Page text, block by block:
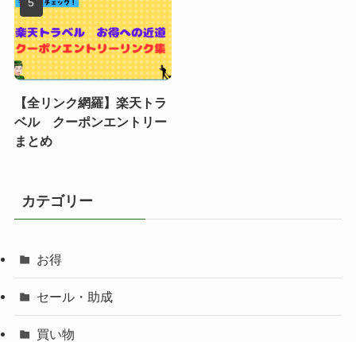
【全リンク網羅】楽天トラ
ベル クーポンエントリー
まとめ
カテゴリー
お得
セール・助成
買い物